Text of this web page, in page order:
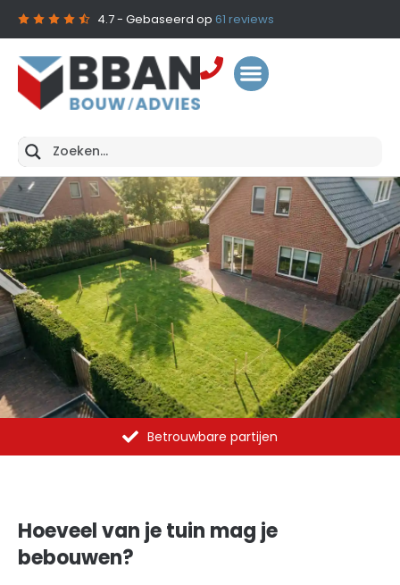
4.7- Gebaseerd op 61 reviews
Al meer dan 1375 opdrachten uitgevoerd
Hoeveel van je tuin mag je
bebouwen?